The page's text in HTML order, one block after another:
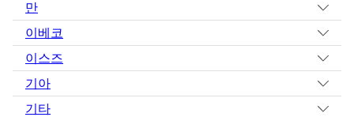
만
이베코
이스즈
기아
기타